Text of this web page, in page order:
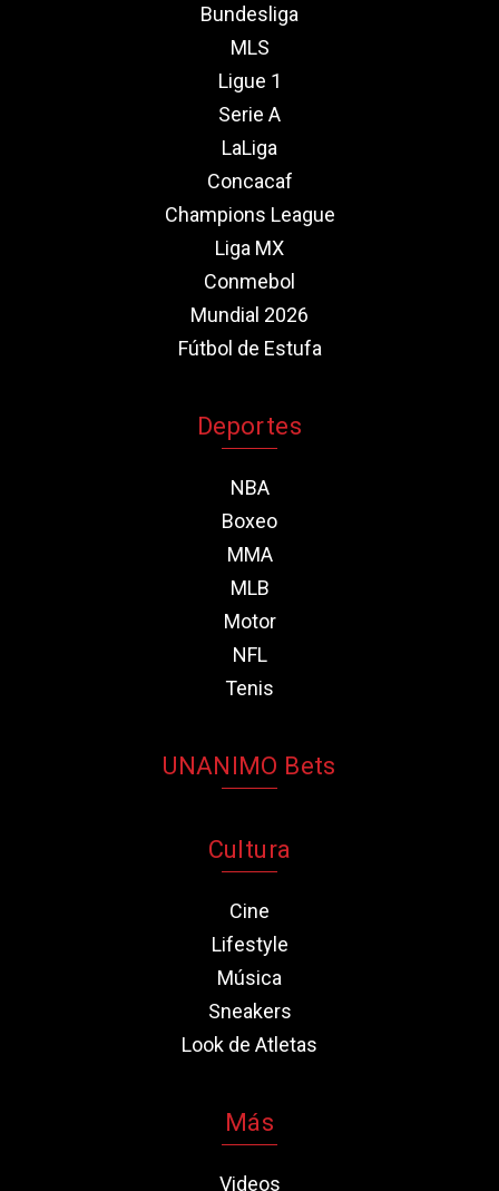
Bundesliga
MLS
Ligue 1
Serie A
LaLiga
Concacaf
Champions League
Liga MX
Conmebol
Mundial 2026
Fútbol de Estufa
Deportes
NBA
Boxeo
MMA
MLB
Motor
NFL
Tenis
UNANIMO Bets
Cultura
Cine
Lifestyle
Música
Sneakers
Look de Atletas
Más
Videos